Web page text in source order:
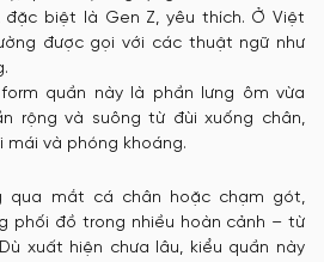
biệt là Gen Z, yêu thích. Ở Việt
được gọi với các thuật ngữ như
quần này là phần lưng ôm vừa
rộng và suông từ đùi xuống chân,
và phóng khoáng.
qua mắt cá chân hoặc chạm gót,
phối đồ trong nhiều hoàn cảnh – từ
xuất hiện chưa lâu, kiểu quần này